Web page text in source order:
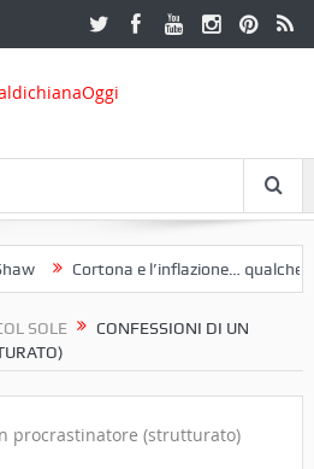
Cortona e l’inflazione… qualche
SOLE
CONFESSIONI DI UN